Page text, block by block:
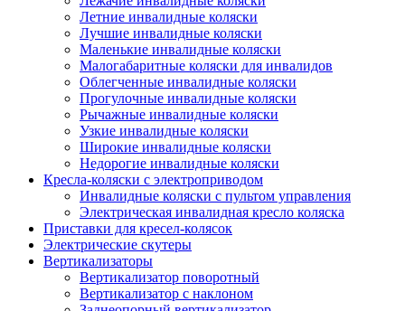
Летние инвалидные коляски
Лучшие инвалидные коляски
Маленькие инвалидные коляски
Малогабаритные коляски для инвалидов
Облегченные инвалидные коляски
Прогулочные инвалидные коляски
Рычажные инвалидные коляски
Узкие инвалидные коляски
Широкие инвалидные коляски
Недорогие инвалидные коляски
Кресла-коляски с электроприводом
Инвалидные коляски с пультом управления
Электрическая инвалидная кресло коляска
Приставки для кресел-колясок
Электрические скутеры
Вертикализаторы
Вертикализатор поворотный
Вертикализатор с наклоном